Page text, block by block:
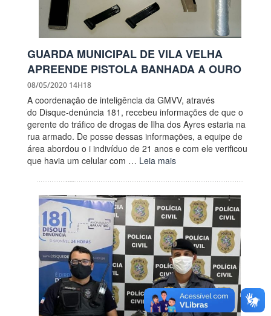
GUARDA MUNICIPAL DE VILA VELHA
APREENDE PISTOLA BANHADA A OURO
08/05/2020 14H18
A coordenação de inteligência da GMVV, através
do Disque-denúncia 181, recebeu informações de que o
gerente do tráfico de drogas de Ilha dos Ayres estaria na
rua armado. De posse dessas informações, a equipe de
área abordou o i indivíduo de 21 anos e com ele verificou
que havia um celular com … Leia mais